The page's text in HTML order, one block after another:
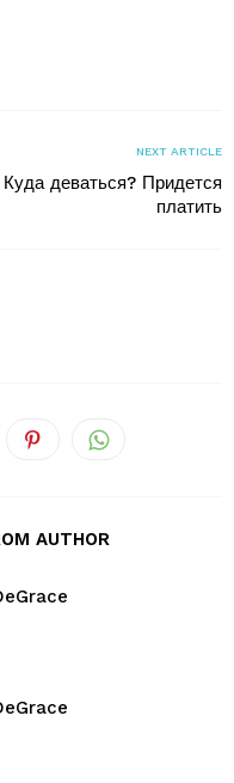
NEXT ARTICLE
Куда деваться? Придется
платить
AUTHOR